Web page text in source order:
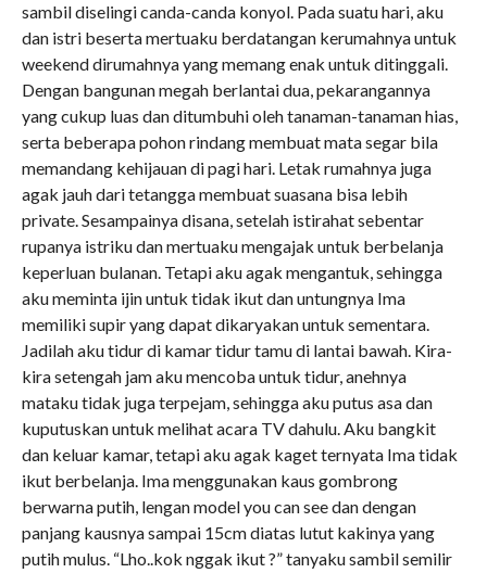
sambil diselingi canda-canda konyol. Pada suatu hari, aku
dan istri beserta mertuaku berdatangan kerumahnya untuk
weekend dirumahnya yang memang enak untuk ditinggali.
Dengan bangunan megah berlantai dua, pekarangannya
yang cukup luas dan ditumbuhi oleh tanaman-tanaman hias,
serta beberapa pohon rindang membuat mata segar bila
memandang kehijauan di pagi hari. Letak rumahnya juga
agak jauh dari tetangga membuat suasana bisa lebih
private. Sesampainya disana, setelah istirahat sebentar
rupanya istriku dan mertuaku mengajak untuk berbelanja
keperluan bulanan. Tetapi aku agak mengantuk, sehingga
aku meminta ijin untuk tidak ikut dan untungnya Ima
memiliki supir yang dapat dikaryakan untuk sementara.
Jadilah aku tidur di kamar tidur tamu di lantai bawah. Kira-
kira setengah jam aku mencoba untuk tidur, anehnya
mataku tidak juga terpejam, sehingga aku putus asa dan
kuputuskan untuk melihat acara TV dahulu. Aku bangkit
dan keluar kamar, tetapi aku agak kaget ternyata Ima tidak
ikut berbelanja. Ima menggunakan kaus gombrong
berwarna putih, lengan model you can see dan dengan
panjang kausnya sampai 15cm diatas lutut kakinya yang
putih mulus. “Lho..kok nggak ikut ?” tanyaku sambil semilir